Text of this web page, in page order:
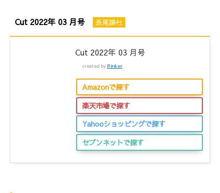
Cut 2022年 03 月号 長尾謙杜
Cut 2022年 03 月号
created by Rinker
Amazonで探す
楽天市場で探す
Yahooショッピングで探す
セブンネットで探す